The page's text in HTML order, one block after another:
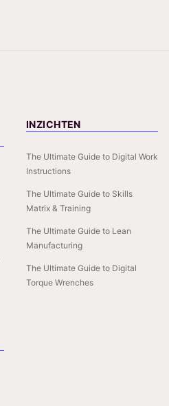
INZICHTEN
The Ultimate Guide to Digital Work
Instructions
The Ultimate Guide to Skills
Matrix & Training
The Ultimate Guide to Lean
Manufacturing
The Ultimate Guide to Digital
Torque Wrenches